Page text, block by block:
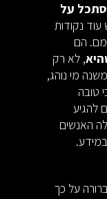
על
נקודות
הם
, לא רק
מי נוהג,
טובה
להגיע
האנשים
על כך